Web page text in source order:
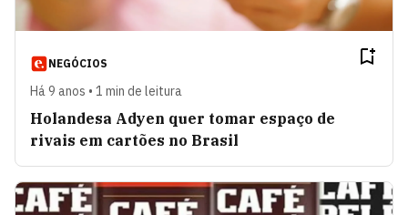
NEGÓCIOS
Há 9 anos • 1 min de leitura
Holandesa Adyen quer tomar espaço de
rivais em cartões no Brasil